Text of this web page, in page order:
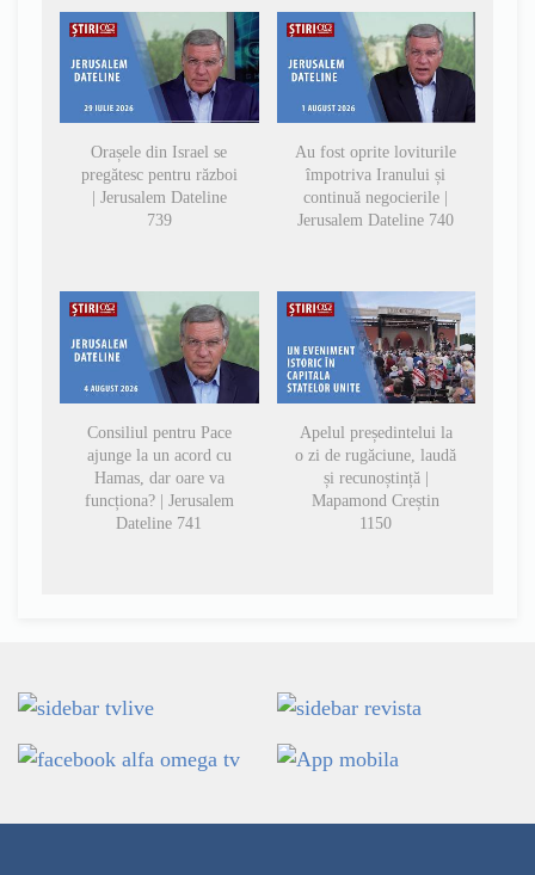
Orașele din Israel se
pregătesc pentru război
| Jerusalem Dateline
739
Au fost oprite loviturile
împotriva Iranului și
continuă negocierile |
Jerusalem Dateline 740
Consiliul pentru Pace
ajunge la un acord cu
Hamas, dar oare va
funcționa? | Jerusalem
Dateline 741
Apelul președintelui la
o zi de rugăciune, laudă
și recunoștință |
Mapamond Creștin
1150